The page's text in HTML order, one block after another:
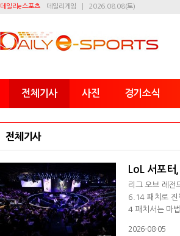
데일리e스포츠 데일리게임 2026.08.08(토)
전체기사 사진 경기소식
전체기사
LoL 서포
리그 오브 레전
6.14 패치로 진
4 패치서는 마
귀찮다. 왜냐하
2026-08-05